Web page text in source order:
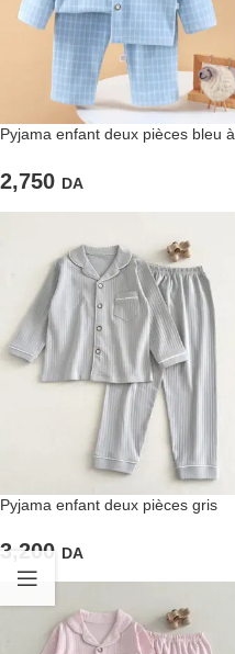
Pyjama enfant deux pièces bleu à
2,750 DA
Pyjama enfant deux pièces gris
3,200 DA